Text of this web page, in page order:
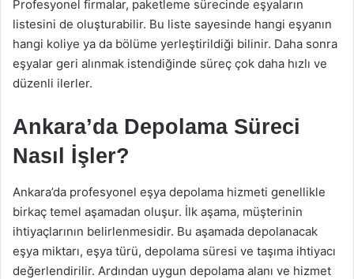
Profesyonel firmalar, paketleme sürecinde eşyaların
listesini de oluşturabilir. Bu liste sayesinde hangi eşyanın
hangi koliye ya da bölüme yerleştirildiği bilinir. Daha sonra
eşyalar geri alınmak istendiğinde süreç çok daha hızlı ve
düzenli ilerler.
Ankara’da Depolama Süreci
Nasıl İşler?
Ankara’da profesyonel eşya depolama hizmeti genellikle
birkaç temel aşamadan oluşur. İlk aşama, müşterinin
ihtiyaçlarının belirlenmesidir. Bu aşamada depolanacak
eşya miktarı, eşya türü, depolama süresi ve taşıma ihtiyacı
değerlendirilir. Ardından uygun depolama alanı ve hizmet